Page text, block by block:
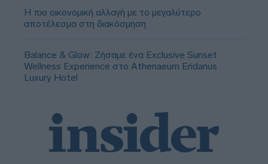
Η πιο οικονομική αλλαγή με το μεγαλύτερο
αποτέλεσμα στη διακόσμηση
Balance & Glow: Ζήσαμε ένα Exclusive Sunset
Wellness Experience στο Athenaeum Eridanus
Luxury Hotel